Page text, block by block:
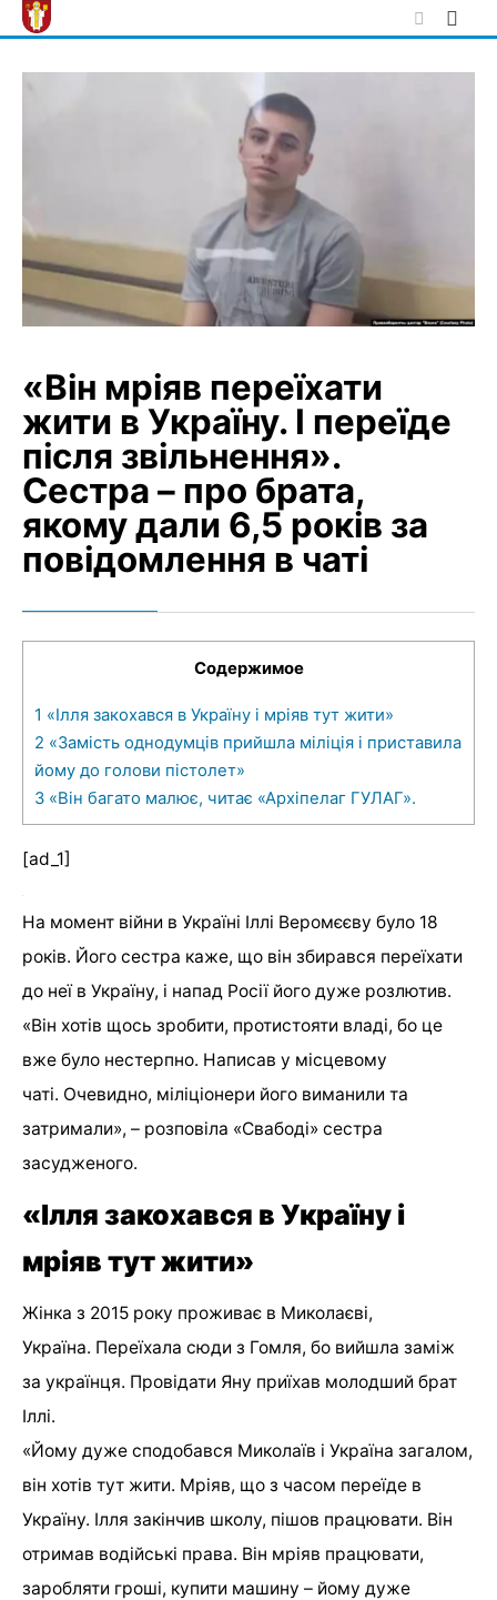
Skip
to
«Він мріяв переїхати
жити в Україну. І переїде
після звільнення».
Сестра – про брата,
якому дали 6,5 років за
повідомлення в чаті
Содержимое
1 «Ілля закохався в Україну і мріяв тут жити»
2 «Замість однодумців прийшла міліція і приставила
йому до голови пістолет»
3 «Він багато малює, читає «Архіпелаг ГУЛАГ».
[ad_1]
На момент війни в Україні Іллі Веромєєву було 18
років. Його сестра каже, що він збирався переїхати
до неї в Україну, і напад Росії його дуже розлютив.
«Він хотів щось зробити, протистояти владі, бо це
вже було нестерпно. Написав у місцевому
чаті. Очевидно, міліціонери його виманили та
затримали», – розповіла «Свабоді» сестра
засудженого.
«Ілля закохався в Україну і
мріяв тут жити»
Жінка з 2015 року проживає в Миколаєві,
Україна. Переїхала сюди з Гомля, бо вийшла заміж
за українця. Провідати Яну приїхав молодший брат
Іллі.
«Йому дуже сподобався Миколаїв і Україна загалом,
він хотів тут жити. Мріяв, що з часом переїде в
Україну. Ілля закінчив школу, пішов працювати. Він
отримав водійські права. Він мріяв працювати,
заробляти гроші, купити машину – йому дуже